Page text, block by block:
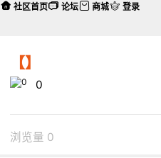
【】
0
浏览量 0
社区首页 论坛 商城 登录